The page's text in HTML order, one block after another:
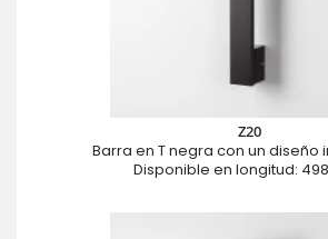
Z20
Barra en T negra con un diseño
Disponible en longitud: